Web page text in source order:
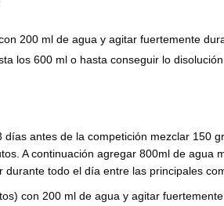
200 ml de agua y agitar fuertemente
los 600 ml o hasta conseguir lo disolución
días antes de la competición mezclar 150
A continuación agregar 800ml de agua
todo el día entre las principales
con 200 ml de agua y agitar